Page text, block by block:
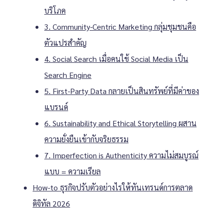
บริโภค
3. Community-Centric Marketing กลุ่มชุมชนคือ
ตัวแปรสำคัญ
4. Social Search เมื่อคนใช้ Social Media เป็น
Search Engine
5. First-Party Data กลายเป็นสินทรัพย์ที่มีค่าของ
แบรนด์
6. Sustainability and Ethical Storytelling ผสาน
ความยั่งยืนเข้ากับจริยธรรม
7. Imperfection is Authenticity ความไม่สมบูรณ์
แบบ = ความเรียล
How-to ธุรกิจปรับตัวอย่างไรให้ทันเทรนด์การตลาด
ดิจิทัล 2026